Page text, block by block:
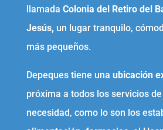
llamada Colonia del Retiro del
Jesús, un lugar tranquilo,
más pequeños.
Depeques tiene una ubicación
próxima a todos los servicios
necesidad, como lo son los